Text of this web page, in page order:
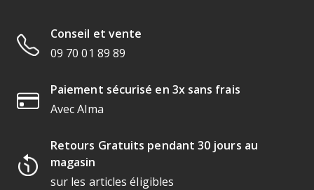
Conseil et vente
09 70 01 89 89
Paiement sécurisé en 3x sans frais
Avec Alma
Retours Gratuits pendant 30 jours au
magasin
sur les articles éligibles